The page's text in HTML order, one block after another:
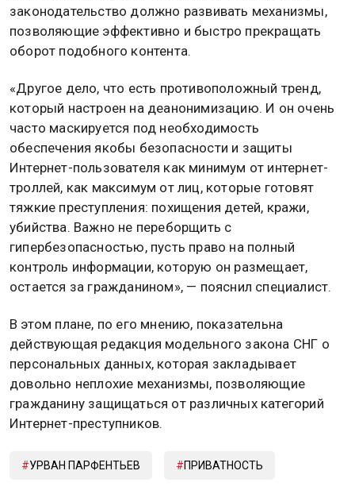
законодательство должно развивать механизмы,
позволяющие эффективно и быстро прекращать
оборот подобного контента.
«Другое дело, что есть противоположный тренд,
который настроен на деанонимизацию. И он очень
часто маскируется под необходимость
обеспечения якобы безопасности и защиты
Интернет-пользователя как минимум от интернет-
троллей, как максимум от лиц, которые готовят
тяжкие преступления: похищения детей, кражи,
убийства. Важно не переборщить с
гипербезопасностью, пусть право на полный
контроль информации, которую он размещает,
остается за гражданином», — пояснил специалист.
В этом плане, по его мнению, показательна
действующая редакция модельного закона СНГ о
персональных данных, которая закладывает
довольно неплохие механизмы, позволяющие
гражданину защищаться от различных категорий
Интернет-преступников.
УРВАН ПАРФЕНТЬЕВ ПРИВАТНОСТЬ